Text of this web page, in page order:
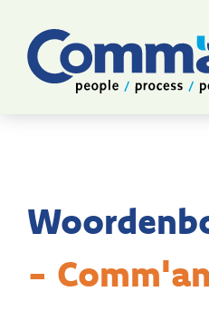
naar
inhoud